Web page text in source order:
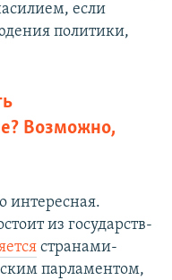
если
политики,
Возможно,
интересная.
из государств-
странами-
парламентом,